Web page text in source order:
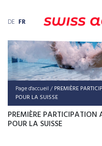
DE FR
Page d'accueil / PRE­MIÈ­RE
POUR LA SUISSE
PREMIÈRE
POUR LA SUISSE